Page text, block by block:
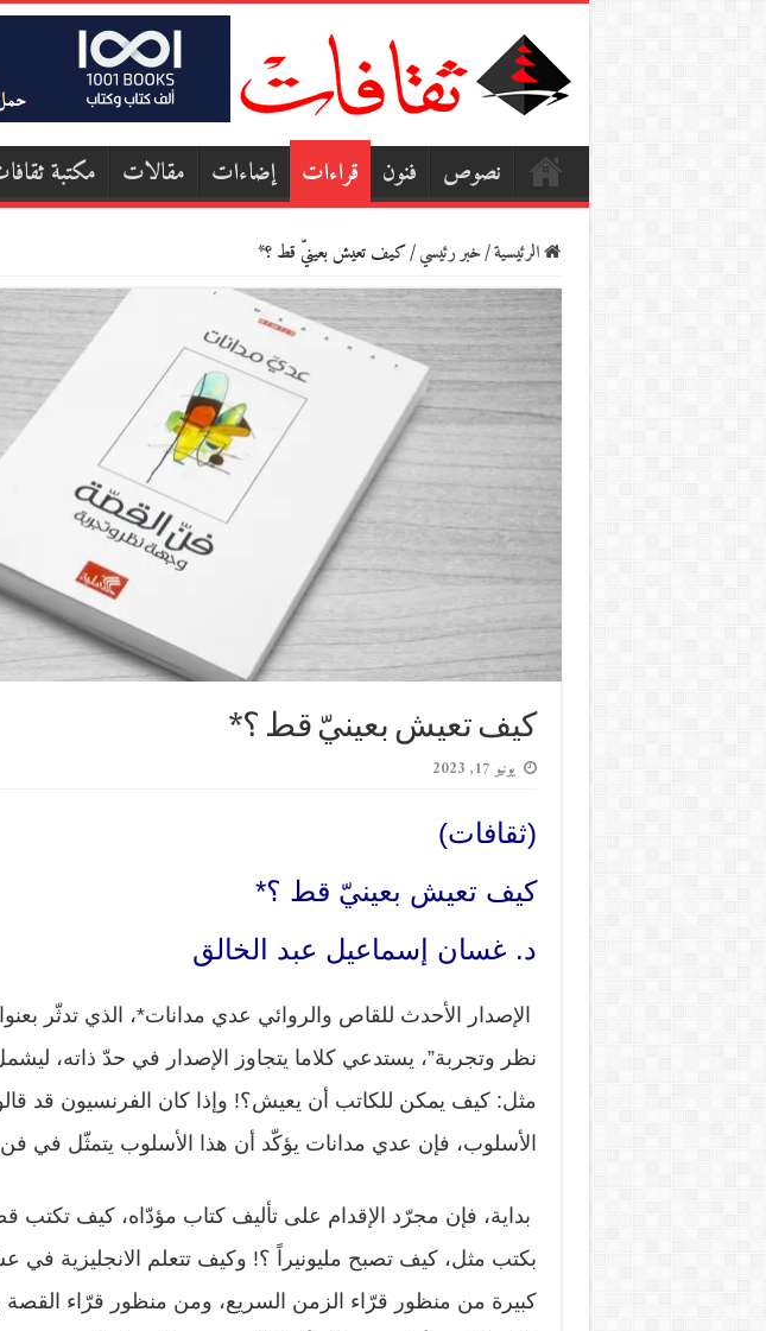
نصوص فنون قراءات إضاءات مقالات مكتبة
الرئيسية/خبر رئيسي/كيف تعيش بعينيّ قط ؟*
كيف تعيش بعينيّ قط ؟*
يونيو 17, 2023
(ثقافات)
كيف تعيش بعينيّ قط ؟*
د. غسان إسماعيل عبد الخالق
الإصدار الأحدث للقاص والروائي عدي مدانات*، الذي تدثّر
نظر وتجربة”، يستدعي كلاما يتجاوز الإصدار في حدّ ذاته،
مثل: كيف يمكن للكاتب أن يعيش؟! وإذا كان الفرنسيون قد
الأسلوب، فإن عدي مدانات يؤكّد أن هذا الأسلوب يتمثّل في
بداية، فإن مجرّد الإقدام على تأليف كتاب مؤدّاه، كيف
بكتب مثل، كيف تصبح مليونيراً ؟! وكيف تتعلم الانجليزية في
كبيرة من منظور قرّاء الزمن السريع، ومن منظور قرّاء القصة